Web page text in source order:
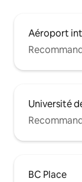
Aéroport
Université
BC Place